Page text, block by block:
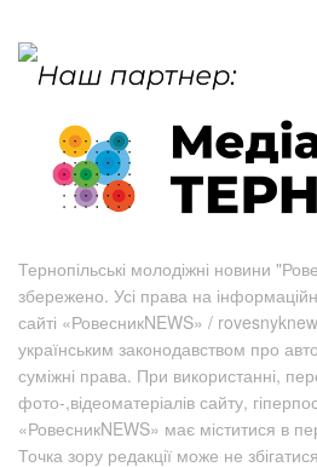
Тернопільські молодіжні новини
збережено. Усі права на
сайті «РовесникNEWS» /
українським законодавством про
суміжні права. При використанні,
фото-,відеоматеріалів сайту,
«РовесникNEWS» має міститися в
Точка зору редакції може не